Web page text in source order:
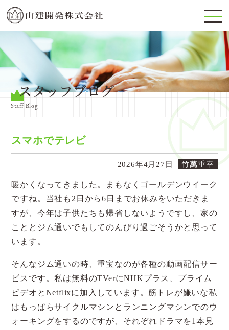
スタッフブログ
Staff Blog
スマホでテレビ
2026年4月27日 竹萬重幸
暖かくなってきました。まもなくゴールデンウイーク
ですね。当社も2日から6日までお休みをいただきま
すが、今年は子供たちも帰省しないようですし、家の
こととジム通いでもしてのんびり過ごそうかと思って
います。
そんなジム通いの時、重宝なのが各種の動画配信サー
ビスです。私は無料のTVerにNHKプラス、プライム
ビデオとNetflixに加入しています。筋トレが嫌いな私
はもっぱらサイクルマシンとランニングマシンでのウ
ォーキングをするのですが、それぞれドラマを1本見